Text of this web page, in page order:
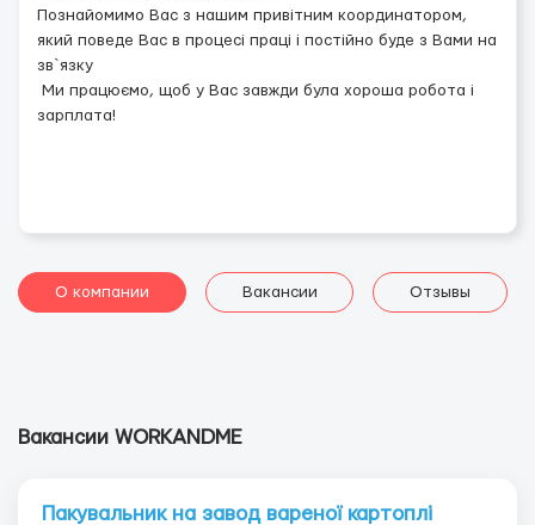
Познайомимо Вас з нашим привітним координатором,
який поведе Вас в процесі праці і постійно буде з Вами на
зв`язку
Ми працюємо, щоб у Вас завжди була хороша робота і
зарплата!
О компании Вакансии Отзывы
Вакансии WORKANDME
Пакувальник на завод вареної картоплі